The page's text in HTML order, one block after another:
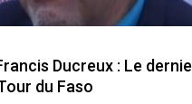
Ducreux : Le
du Faso